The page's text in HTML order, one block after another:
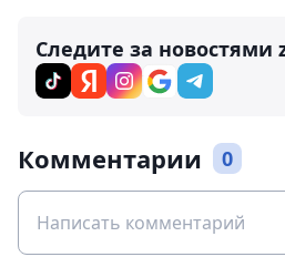
Следите за новостями
Комментарии 0